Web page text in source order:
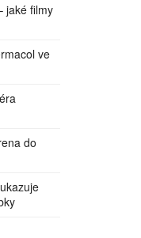
jaké filmy
ve
do